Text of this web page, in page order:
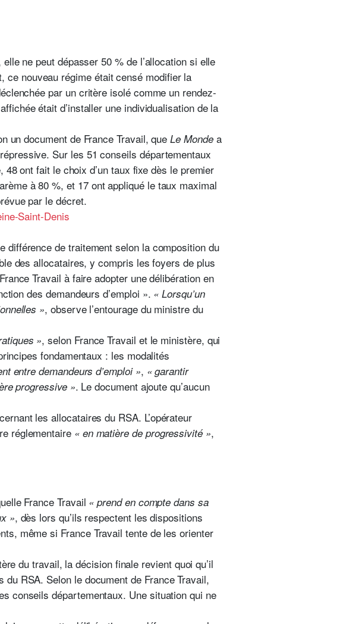
ne peut dépasser 50 % de l’allocation si elle
ce nouveau régime était censé modifier la
par un critère isolé comme un rendez-
affichée était d’installer une individualisation de la
un document de France Travail, queLe Mondea
Sur les 51 conseils départementaux
48 ont fait le choix d’un taux fixe dès le premier
à 80 %, et 17 ont appliqué le taux maximal
par le décret.
Saint-Denis
différence de traitement selon la composition du
des allocataires, y compris les foyers de plus
Travail à faire adopter une délibération en
des demandeurs d’emploi ». « Lorsqu’un
», observe l’entourage du ministre du
», selon France Travail et le ministère, qui
fondamentaux : les modalités
entre demandeurs d’emploi », « garantir
progressive ». Le document ajoute qu’aucun
les allocataires du RSA. L’opérateur
réglementaire « en matière de progressivité »,
France Travail « prend en compte dans sa
», dès lors qu’ils respectent les dispositions
même si France Travail tente de les orienter
du travail, la décision finale revient quoi qu’il
du RSA. Selon le document de France Travail,
conseils départementaux. Une situation qui ne